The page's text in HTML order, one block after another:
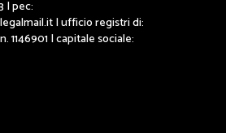
| pec:
| ufficio registri di:
1146901 | capitale sociale: